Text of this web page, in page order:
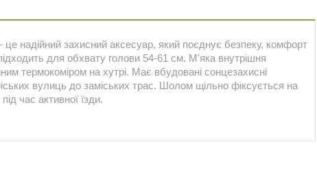
надійний захисний аксесуар, який поєднує безпеку, комфорт
для обхвату голови 54-61 см. М'яка внутрішня
термокоміром на хутрі. Має вбудовані сонцезахисні
вулиць до заміських трас. Шолом щільно фіксується на
час активної їзди.